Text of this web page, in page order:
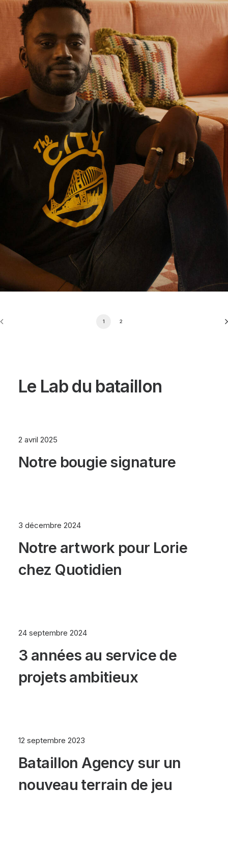
1 2
Le Lab du bataillon
2 avril 2025
Notre bougie signature
3 décembre 2024
Notre artwork pour Lorie
chez Quotidien
24 septembre 2024
3 années au service de
projets ambitieux
12 septembre 2023
Bataillon Agency sur un
nouveau terrain de jeu